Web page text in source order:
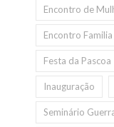
Encontro de
Encontro Familia
Festa da Pascoa
Inauguração
Seminário